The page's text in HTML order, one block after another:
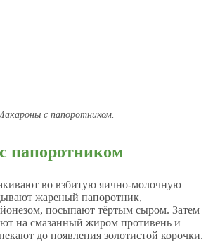
с папоротником.
папоротником
во взбитую яично-молочную
жареный папоротник,
посыпают тёртым сыром. Затем
на смазанный жиром противень и
до появления золотистой корочки.